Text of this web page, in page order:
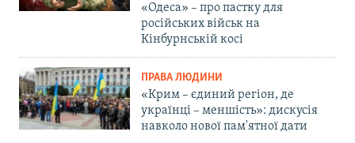
«Одеса» – про пастку для
російських військ на
Кінбурнській косі
ПРАВА ЛЮДИНИ
«Крим – єдиний регіон, де
українці – меншість»: дискусія
навколо нової пам'ятної дати